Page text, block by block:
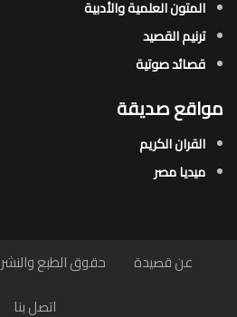
المتون العلمية والأدبية
ترنيم القصيد
قصائد صوتية
مواقع صديقة
القران الكريم
ميديا مصر
عن قصيدة حقوق الطبع والنشر
اتصل بنا